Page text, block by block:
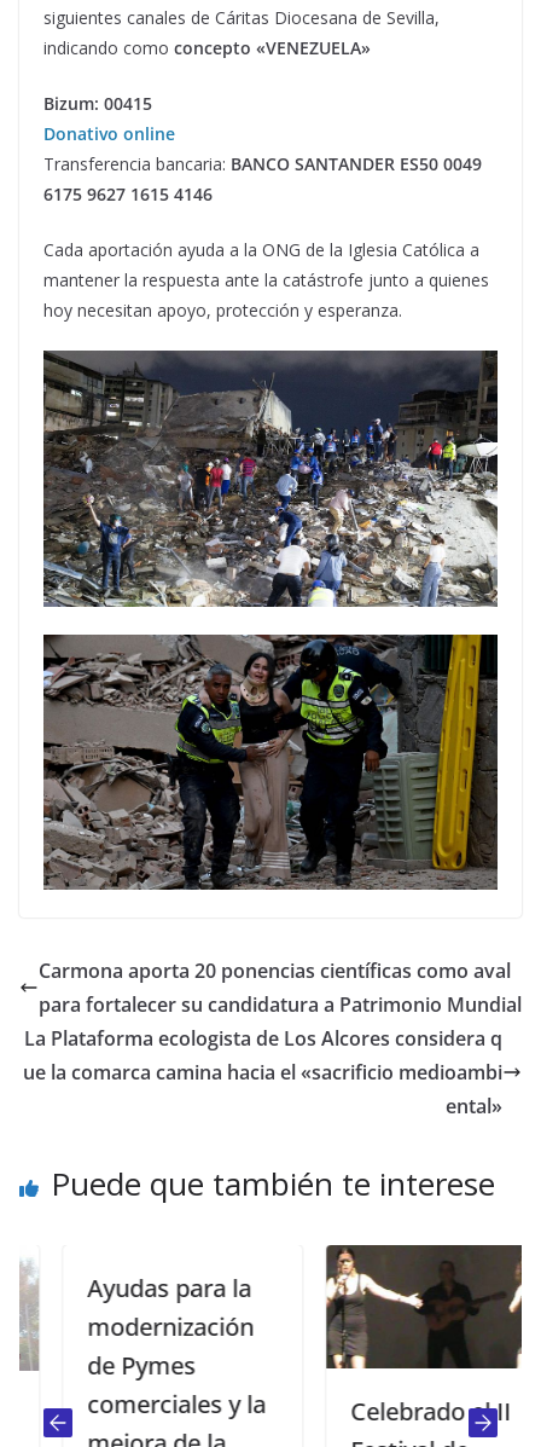
siguientes canales de Cáritas Diocesana de Sevilla,
indicando como concepto «VENEZUELA»
Bizum: 00415
Donativo online
Transferencia bancaria: BANCO SANTANDER ES50 0049
6175 9627 1615 4146
Cada aportación ayuda a la ONG de la Iglesia Católica a
mantener la respuesta ante la catástrofe junto a quienes
hoy necesitan apoyo, protección y esperanza.
Carmona aporta 20 ponencias científicas como aval
para fortalecer su candidatura a Patrimonio Mundial
La Plataforma ecologista de Los Alcores considera q
ue la comarca camina hacia el «sacrificio medioambi
ental»
Puede que también te interese
Ayudas para la
modernización
de Pymes
comerciales y la
Celebrado el II